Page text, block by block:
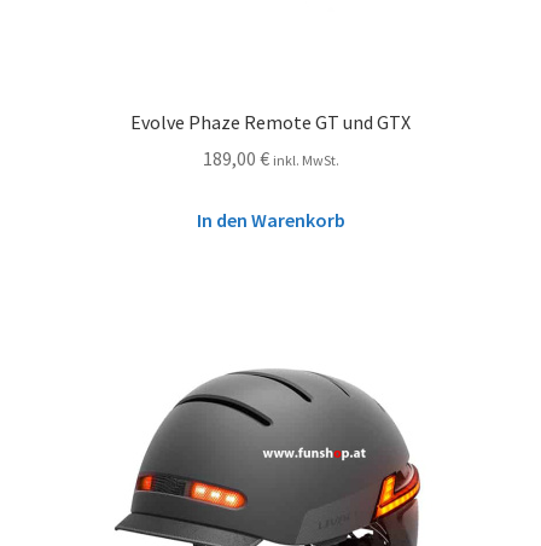
Evolve Phaze Remote GT und GTX
189,00 € inkl. MwSt.
In den Warenkorb